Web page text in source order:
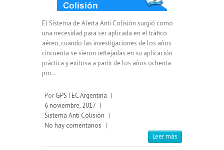
El Sistema de Alerta Anti Colisión surgió como
una necesidad para ser aplicada en el tráfico
aéreo, cuando las investigaciones de los años
cincuenta se vieron reflejadas en su aplicación
práctica y exitosa a partir de los años ochenta
por…
Por GPSTEC Argentina |
6 noviembre, 2017 |
Sistema Anti Colisión |
No hay comentarios |
Leer más